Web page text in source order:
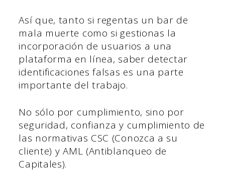
Así que, tanto si regentas un bar de
mala muerte como si gestionas la
incorporación de usuarios a una
plataforma en línea, saber detectar
identificaciones falsas es una parte
importante del trabajo.
No sólo por cumplimiento, sino por
seguridad, confianza y cumplimiento de
las normativas CSC (Conozca a su
cliente) y AML (Antiblanqueo de
Capitales).